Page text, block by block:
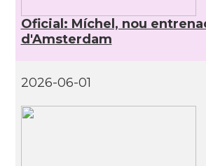
Oficial: Míchel, nou
d'Amsterdam
2026-06-01